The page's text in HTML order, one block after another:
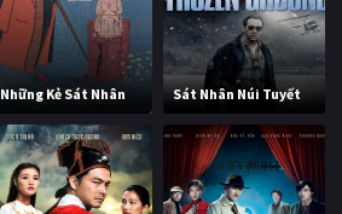
Những Kẻ Sát Nhân Sát Nhân Núi Tuyết